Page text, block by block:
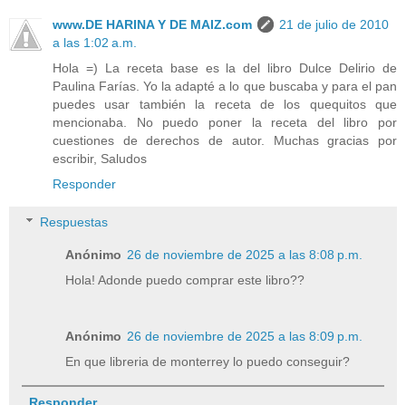
www.DE HARINA Y DE MAIZ.com
21 de julio de 2010
a las 1:02 a.m.
Hola =) La receta base es la del libro Dulce Delirio de
Paulina Farías. Yo la adapté a lo que buscaba y para el pan
puedes usar también la receta de los quequitos que
mencionaba. No puedo poner la receta del libro por
cuestiones de derechos de autor. Muchas gracias por
escribir, Saludos
Responder
Respuestas
Anónimo 26 de noviembre de 2025 a las 8:08 p.m.
Hola! Adonde puedo comprar este libro??
Anónimo 26 de noviembre de 2025 a las 8:09 p.m.
En que libreria de monterrey lo puedo conseguir?